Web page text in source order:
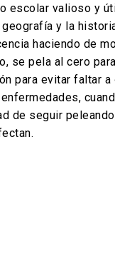
escolar valioso y
y la
haciendo de
se pela al cero
para evitar faltar
de seguir